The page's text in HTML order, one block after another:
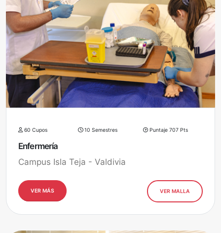
60 Cupos 10 Semestres Puntaje 707 Pts
Enfermería
Campus Isla Teja - Valdivia
VER MÁS VER MALLA